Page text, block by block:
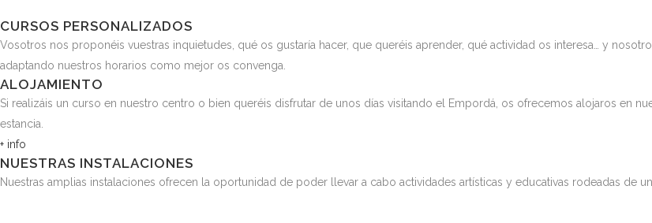
CURSOS PERSONALIZADOS
Vosotros nos proponéis vuestras inquietudes, qué os gustaría hacer, que queréis aprender, qué actividad os interesa… y
adaptando nuestros horarios como mejor os convenga.
ALOJAMIENTO
Si realizáis un curso en nuestro centro o bien queréis disfrutar de unos días visitando el Empordá, os ofrecemos alojaros en
estancia.
+ info
NUESTRAS INSTALACIONES
Nuestras amplias instalaciones ofrecen la oportunidad de poder llevar a cabo actividades artísticas y educativas rodeadas de